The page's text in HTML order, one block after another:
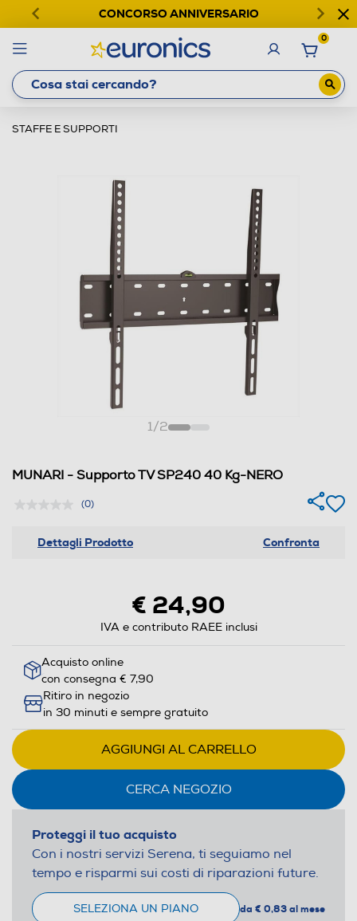
CONCORSO ANNIVERSARIO
0
STAFFE E SUPPORTI
1/2
MUNARI - Supporto TV SP240 40 Kg-NERO
(0)
Dettagli Prodotto Confronta
€ 24,90
IVA e contributo RAEE inclusi
Acquisto online
con consegna € 7,90
Ritiro in negozio
in 30 minuti e sempre gratuito
AGGIUNGI AL CARRELLO
CERCA NEGOZIO
Proteggi il tuo acquisto
Con i nostri servizi Serena, ti seguiamo nel
tempo e risparmi sui costi di riparazioni future.
SELEZIONA UN PIANO da € 0,83 al mese